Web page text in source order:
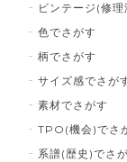
ビンテージ(修理
色でさがす
柄でさがす
サイズ感でさが
素材でさがす
TPO(機会)でさ
系譜(歴史)でさ